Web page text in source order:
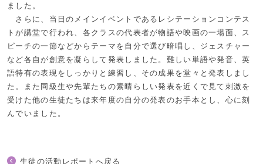
ました。
さらに、当日のメインイベントであるレシテーションコンテス
トが講堂で行われ、各クラスの代表者が物語や映画の一場面、ス
ピーチの一節などからテーマを自分で選び暗唱し、ジェスチャー
など各自が創意を凝らして発表しました。難しい単語や発音、英
語特有の表現をしっかりと練習し、その成果を堂々と発表しまし
た。また同級生や先輩たちの素晴らしい発表を近くで見て刺激を
受けた他の生徒たちは来年度の自分の発表のお手本とし、心に刻
んでいました。
生徒の活動レポートへ戻る